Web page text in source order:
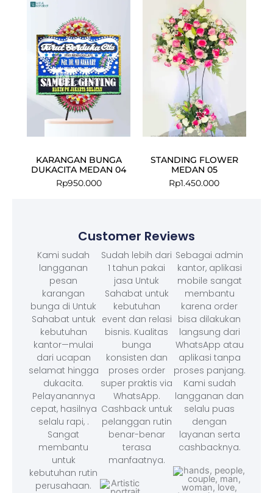
KARANGAN BUNGA
DUKACITA MEDAN 04
Rp950.000
STANDING FLOWER
MEDAN 05
Rp1.450.000
Customer Reviews
Kami sudah
langganan
pesan
karangan
bunga di Untuk
Sahabat untuk
kebutuhan
kantor—mulai
dari ucapan
selamat hingga
dukacita.
Pelayanannya
cepat, hasilnya
selalu rapi, .
Sangat
membantu
untuk
kebutuhan rutin
perusahaan.
Sudah lebih dari
1 tahun pakai
jasa Untuk
Sahabat untuk
kebutuhan
event dan relasi
bisnis. Kualitas
bunga
konsisten dan
proses order
super praktis via
WhatsApp.
Cashback untuk
pelanggan rutin
benar-benar
terasa
manfaatnya.
Sebagai admin
kantor, aplikasi
mobile sangat
membantu
karena order
bisa dilakukan
langsung dari
WhatsApp atau
aplikasi tanpa
proses panjang.
Kami sudah
langganan dan
selalu puas
dengan
layanan serta
cashbacknya.